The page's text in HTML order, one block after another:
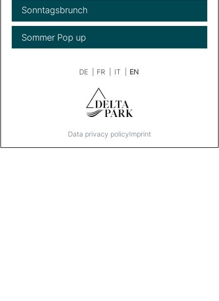
Sonntagsbrunch
Sommer Pop up
DE FR IT EN
Data privacy policyImprint